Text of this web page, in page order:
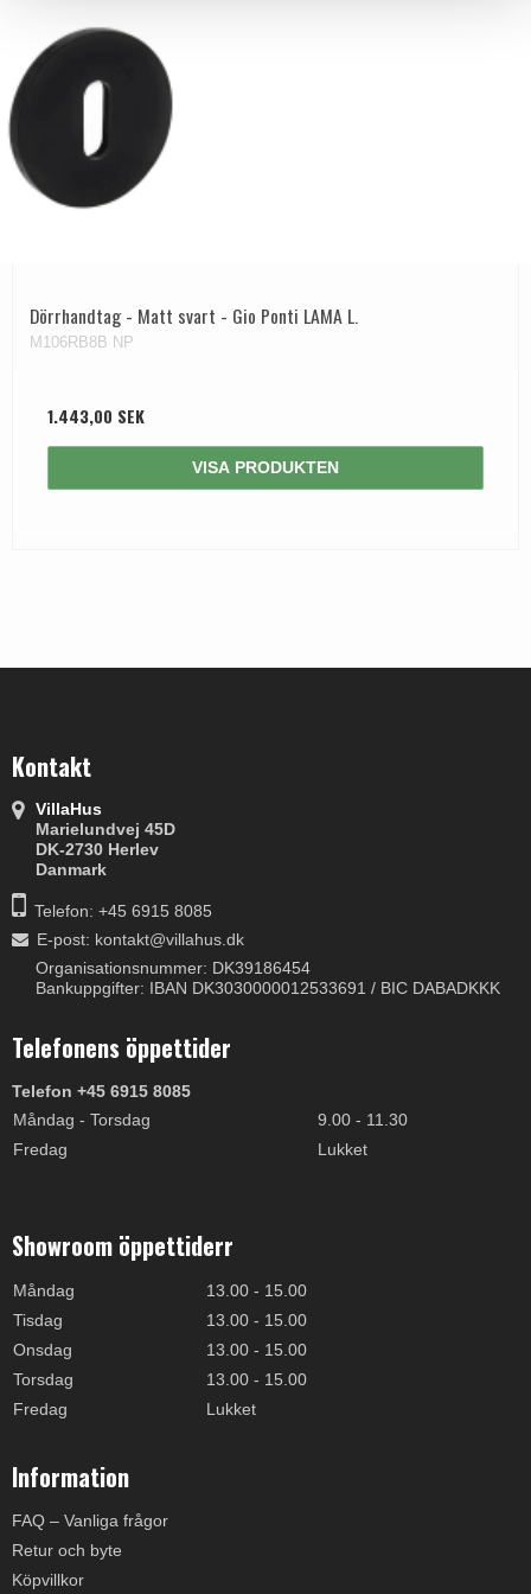
Dörrhandtag - Matt svart - Gio Ponti LAMA L.
M106RB8B NP
1.443,00 SEK
VISA PRODUKTEN
Kontakt
VillaHus
Marielundvej 45D
DK-2730 Herlev
Danmark
Telefon: +45 6915 8085
E-post: kontakt@villahus.dk
Organisationsnummer: DK39186454
Bankuppgifter: IBAN DK3030000012533691 / BIC DABADKKK
Telefonens öppettider
Telefon +45 6915 8085
Måndag - Torsdag
9.00 - 11.30
Fredag
Lukket
Showroom öppettiderr
Måndag
13.00 - 15.00
Tisdag
13.00 - 15.00
Onsdag
13.00 - 15.00
Torsdag
13.00 - 15.00
Fredag
Lukket
Information
FAQ – Vanliga frågor
Retur och byte
Köpvillkor